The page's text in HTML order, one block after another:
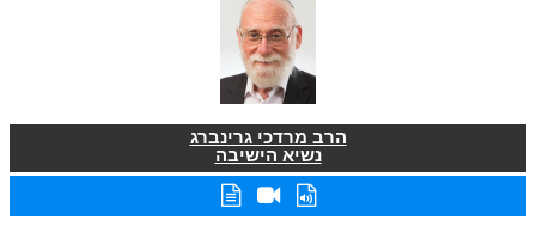
הרב מרדכי גרינברג
נשיא הישיבה